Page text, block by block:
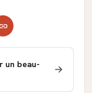
un beau-